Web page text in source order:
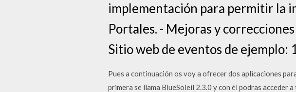
implementación para permitir la
Portales. - Mejoras y
Sitio web de eventos de ejemplo:
Pues a continuación os voy a ofrecer dos aplicaciones
primera se llama BlueSoleil 2.3.0 y con él podras